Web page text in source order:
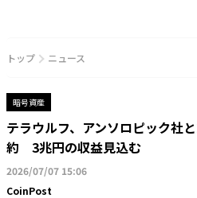
トップ ニュース
暗号資産
テラウルフ、アンソロピック社
約 3兆円の収益見込む
2026/07/07 15:06
CoinPost